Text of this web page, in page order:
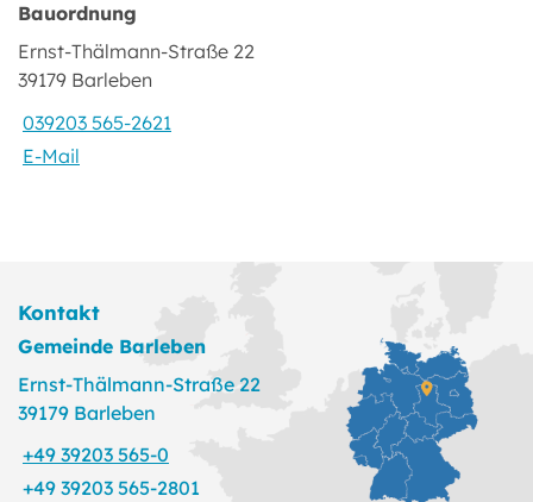
Bauordnung
Ernst-Thälmann-Straße 22
39179 Barleben
039203 565-2621
E-Mail
Kontakt
Gemeinde Barleben
Ernst-Thälmann-Straße 22
39179 Barleben
+49 39203 565-0
+49 39203 565-2801